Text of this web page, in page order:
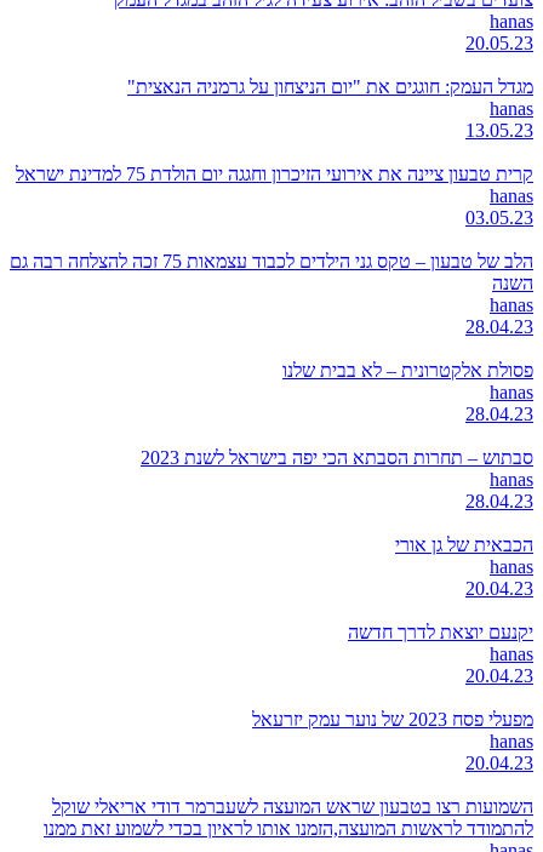
hanas
20.05.23
מגדל העמק: חוגגים את "יום הניצחון על גרמניה הנאצית"
hanas
13.05.23
קרית טבעון ציינה את אירועי הזיכרון וחגגה יום הולדת 75 למדינת ישראל
hanas
03.05.23
הלב של טבעון – טקס גני הילדים לכבוד עצמאות 75 זכה להצלחה רבה גם
השנה
hanas
28.04.23
פסולת אלקטרונית – לא בבית שלנו
hanas
28.04.23
סבתוש – תחרות הסבתא הכי יפה בישראל לשנת 2023
hanas
28.04.23
הכבאית של גן אורי
hanas
20.04.23
יקנעם יוצאת לדרך חדשה
hanas
20.04.23
מפעלי פסח 2023 של נוער עמק יזרעאל
hanas
20.04.23
השמועות רצו בטבעון שראש המועצה לשעברמר דודי אריאלי שוקל
להתמודד לראשות המועצה,הזמנו אותו לראיון בכדי לשמוע זאת ממנו